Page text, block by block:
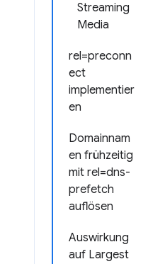
Streaming
Media
rel=preconn
ect
implementier
en
Domainnam
en frühzeitig
mit rel=dns-
prefetch
auflösen
Auswirkung
auf Largest